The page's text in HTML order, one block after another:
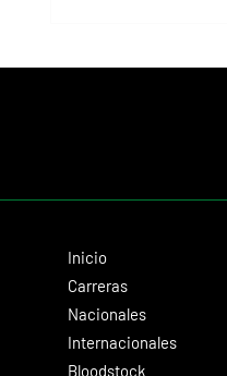
Inicio
Carreras
Nacionales
Internacionales
Bloodstock